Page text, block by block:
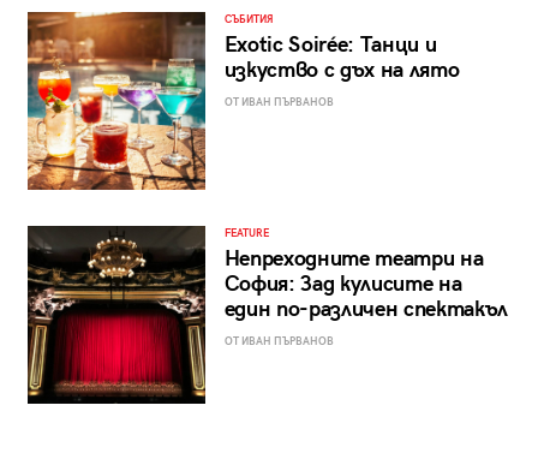
СЪБИТИЯ
Exotic Soirée: Танци и
изкуство с дъх на лято
ОТ ИВАН ПЪРВАНОВ
FEATURE
Непреходните театри на
София: Зад кулисите на
един по-различен спектакъл
ОТ ИВАН ПЪРВАНОВ